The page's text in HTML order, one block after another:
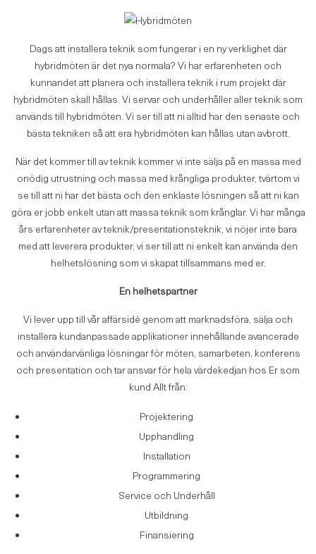
Dags att installera teknik som fungerar i en ny verklighet där
hybridmöten är det nya normala? Vi har erfarenheten och
kunnandet att planera och installera teknik i rum projekt där
hybridmöten skall hållas. Vi servar och underhåller aller teknik som
används till hybridmöten. Vi ser till att ni alltid har den senaste och
bästa tekniken så att era hybridmöten kan hållas utan avbrott.
När det kommer till av teknik kommer vi inte sälja på en massa med
onödig utrustning och massa med krångliga produkter, tvärtom vi
se till att ni har det bästa och den enklaste lösningen så att ni kan
göra er jobb enkelt utan att massa teknik som krånglar. Vi har många
års erfarenheter av teknik/presentationsteknik, vi nöjer inte bara
med att leverera produkter, vi ser till att ni enkelt kan använda den
helhetslösning som vi skapat tillsammans med er.
En helhetspartner
Vi lever upp till vår affärsidé genom att marknadsföra, sälja och
installera kundanpassade applikationer innehållande avancerade
och användarvänliga lösningar för möten, samarbeten, konferens
och presentation och tar ansvar för hela värdekedjan hos Er som
kund Allt från:
Projektering
Upphandling
Installation
Programmering
Service och Underhåll
Utbildning
Finansiering